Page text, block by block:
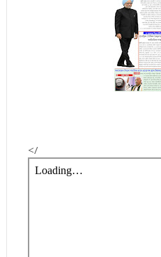
</